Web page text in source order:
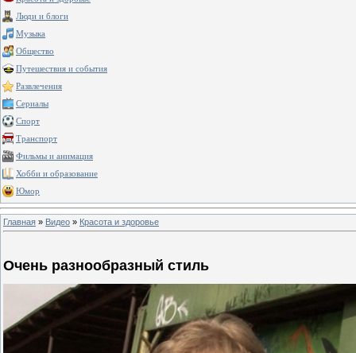
Люди и блоги
Музыка
Общество
Путешествия и события
Развлечения
Сериалы
Спорт
Транспорт
Фильмы и анимация
Хобби и образование
Юмор
Главная » Видео » Красота и здоровье
Очень разнообразный стиль